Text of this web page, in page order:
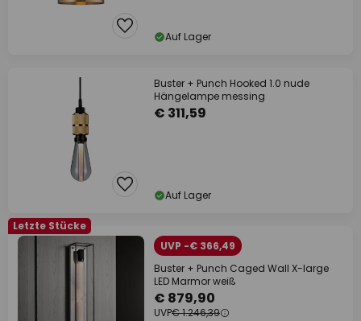
Auf Lager
Buster + Punch Hooked 1.0 nude
Hängelampe messing
€ 311,59
Auf Lager
Letzte Stücke
UVP -€ 366,49
Buster + Punch Caged Wall X-large
LED Marmor weiß
€ 879,90
UVP€ 1.246,39